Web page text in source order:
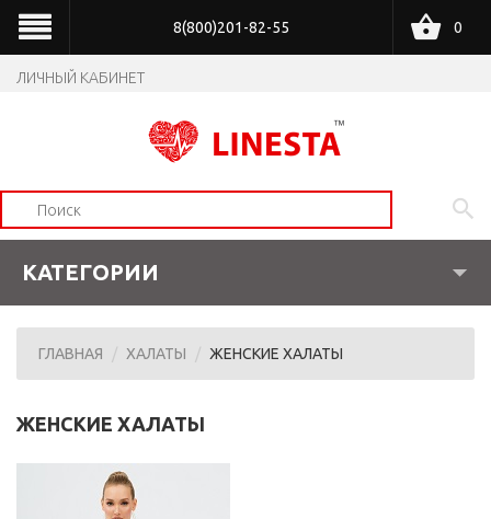
8(800)201-82-55
ЛИЧНЫЙ КАБИНЕТ
0
КАТЕГОРИИ
ГЛАВНАЯ ХАЛАТЫ ЖЕНСКИЕ ХАЛАТЫ
ЖЕНСКИЕ ХАЛАТЫ